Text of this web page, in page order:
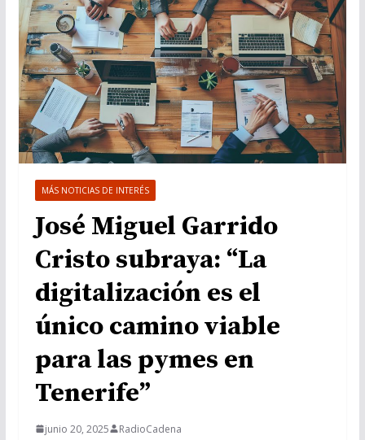
MÁS NOTICIAS DE INTERÉS
José Miguel Garrido
Cristo subraya: “La
digitalización es el
único camino viable
para las pymes en
Tenerife”
junio 20, 2025 RadioCadena